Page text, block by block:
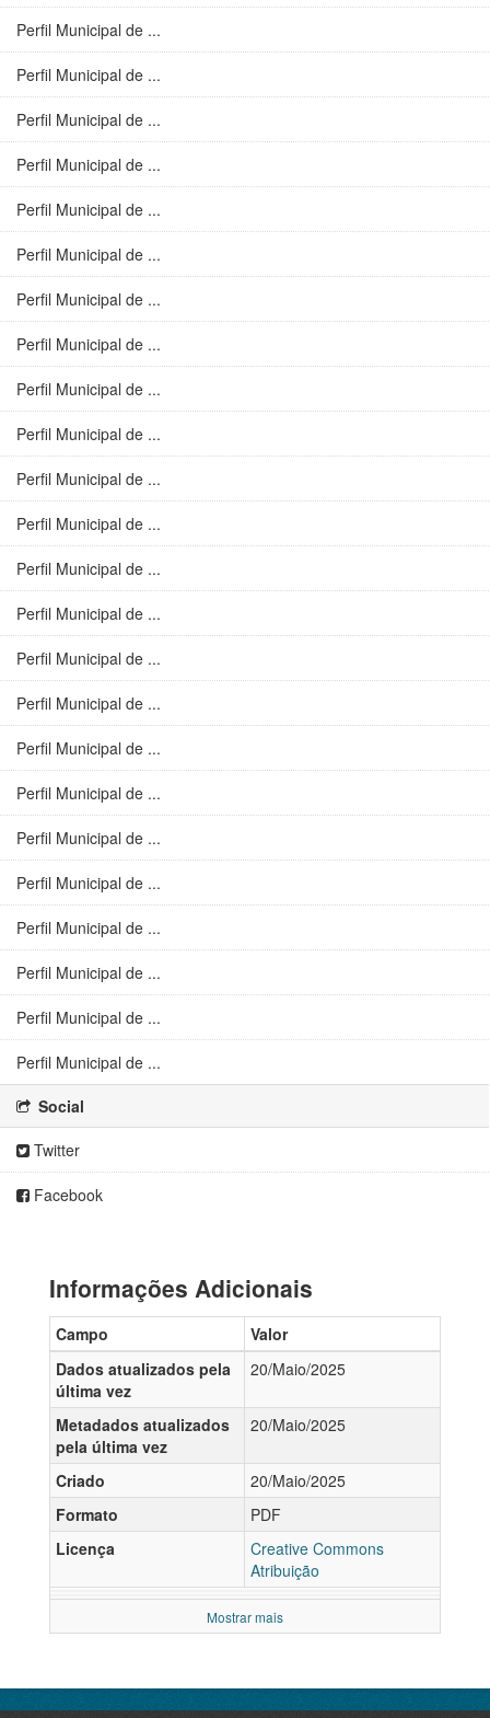
Perfil Municipal de ...
Perfil Municipal de ...
Perfil Municipal de ...
Perfil Municipal de ...
Perfil Municipal de ...
Perfil Municipal de ...
Perfil Municipal de ...
Perfil Municipal de ...
Perfil Municipal de ...
Perfil Municipal de ...
Perfil Municipal de ...
Perfil Municipal de ...
Perfil Municipal de ...
Perfil Municipal de ...
Perfil Municipal de ...
Perfil Municipal de ...
Perfil Municipal de ...
Perfil Municipal de ...
Perfil Municipal de ...
Perfil Municipal de ...
Perfil Municipal de ...
Perfil Municipal de ...
Perfil Municipal de ...
Perfil Municipal de ...
Social
Twitter
Facebook
Informações Adicionais
Campo
Valor
Dados atualizados pela
última vez
20/Maio/2025
Metadados atualizados
pela última vez
20/Maio/2025
Criado
20/Maio/2025
Formato
PDF
Licença
Creative Commons
Atribuição
Mostrar mais